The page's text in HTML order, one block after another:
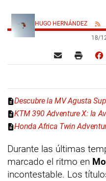
HUGO HERNÁNDEZ
18/
Descubre la MV Agusta
KTM 390 Adventure X: la
Honda Africa Twin
Durante las últimas
marcado el ritmo en
incontestable. Los